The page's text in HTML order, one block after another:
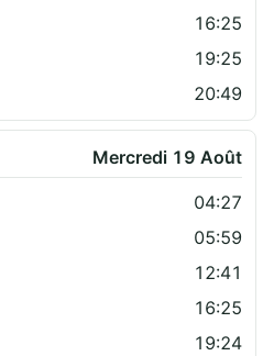
16:25
19:25
20:49
Mercredi 19 Août
04:27
05:59
12:41
16:25
19:24